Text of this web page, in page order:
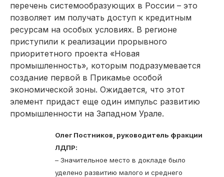
перечень системообразующих в России – это
позволяет им получать доступ к кредитным
ресурсам на особых условиях. В регионе
приступили к реализации прорывного
приоритетного проекта «Новая
промышленность», которым подразумевается
создание первой в Прикамье особой
экономической зоны. Ожидается, что этот
элемент придаст еще один импульс развитию
промышленности на Западном Урале.
Олег Постников, руководитель фракции
ЛДПР:
– Значительное место в докладе было
уделено развитию малого и среднего